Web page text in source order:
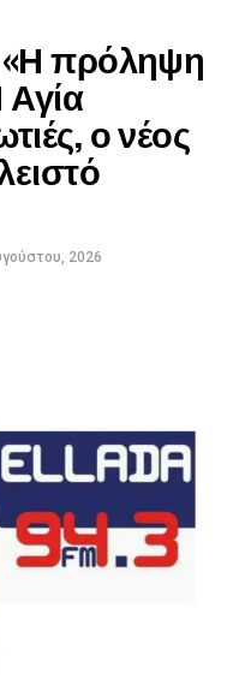
πρόληψη
Αγία
ο νέος
2026